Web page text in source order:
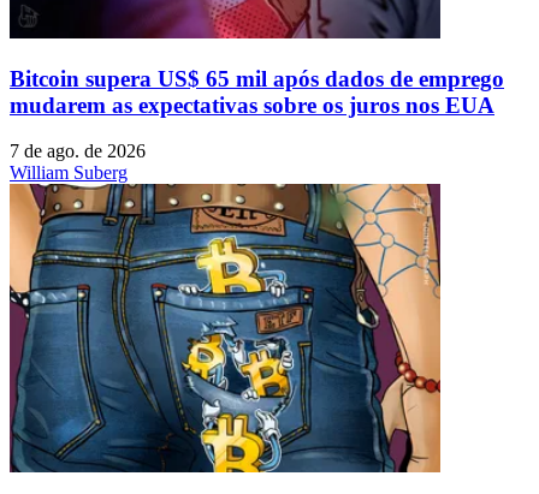
Bitcoin supera US$ 65 mil após dados de emprego
mudarem as expectativas sobre os juros nos EUA
7 de ago. de 2026
William Suberg